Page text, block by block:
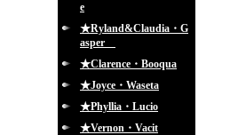
e
★Ryland&Claudia・G
asper
★Clarence・Booqua
★Joyce・Waseta
★Phyllia・Lucio
★Vernon・Vacit